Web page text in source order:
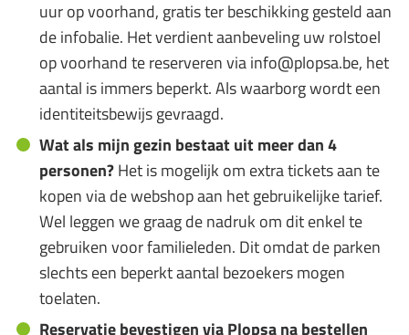
uur op voorhand, gratis ter beschikking gesteld aan
de infobalie. Het verdient aanbeveling uw rolstoel
op voorhand te reserveren via info@plopsa.be, het
aantal is immers beperkt. Als waarborg wordt een
identiteitsbewijs gevraagd.
Wat als mijn gezin bestaat uit meer dan 4
personen?Het is mogelijk om extra tickets aan te
kopen via de webshop aan het gebruikelijke tarief.
Wel leggen we graag de nadruk om dit enkel te
gebruiken voor familieleden. Dit omdat de parken
slechts een beperkt aantal bezoekers mogen
toelaten.
Reservatie bevestigen via Plopsa na bestellen